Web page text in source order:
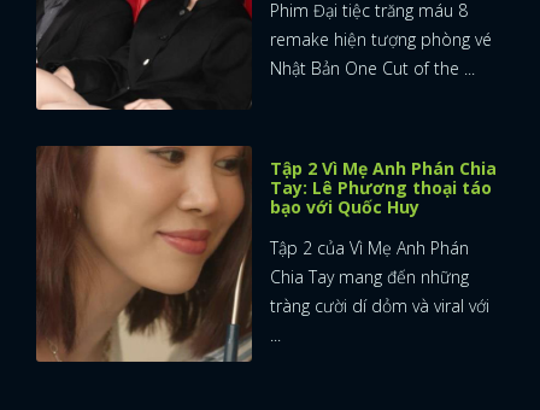
Phim Đại tiệc trăng máu 8
remake hiện tượng phòng vé
Nhật Bản One Cut of the ...
Tập 2 Vì Mẹ Anh Phán Chia
Tay: Lê Phương thoại táo
bạo với Quốc Huy
Tập 2 của Vì Mẹ Anh Phán
Chia Tay mang đến những
tràng cười dí dỏm và viral với
...